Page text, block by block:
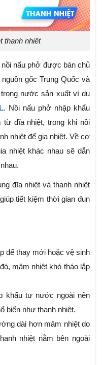
thanh nhiêt
nấu phở được bán chủ
gốc Trung Quốc và
nước sản xuất ví dụ
. Nồi nấu phở nhập khẩu
từ đĩa nhiệt, trong khi nồi
nhiệt để gia nhiệt. Về cơ
nhiệt khác nhau sẽ dẫn
đĩa nhiệt và thanh nhiệt
tiết kiệm thời gian đun
để thay mới hoặc vệ sinh
mâm nhiệt khó tháo lắp
khẩu tư nước ngoài nên
biến như thanh nhiệt.
dài hơn mâm nhiệt do
nhiệt nằm bên ngoài